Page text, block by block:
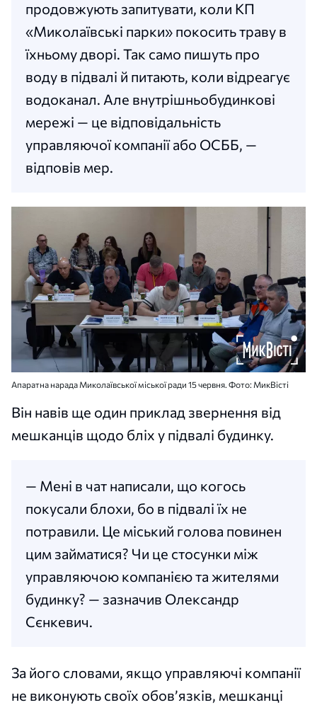
продовжують запитувати, коли КП
«Миколаївські парки» покосить траву в
їхньому дворі. Так само пишуть про
воду в підвалі й питають, коли відреагує
водоканал. Але внутрішньобудинкові
мережі — це відповідальність
управляючої компанії або ОСББ, —
відповів мер.
Апаратна нарада Миколаївської міської ради 15 червня. Фото: МикВісті
Він навів ще один приклад звернення від
мешканців щодо бліх у підвалі будинку.
— Мені в чат написали, що когось
покусали блохи, бо в підвалі їх не
потравили. Це міський голова повинен
цим займатися? Чи це стосунки між
управляючою компанією та жителями
будинку? — зазначив Олександр
Сєнкевич.
За його словами, якщо управляючі компанії
не виконують своїх обов’язків, мешканці